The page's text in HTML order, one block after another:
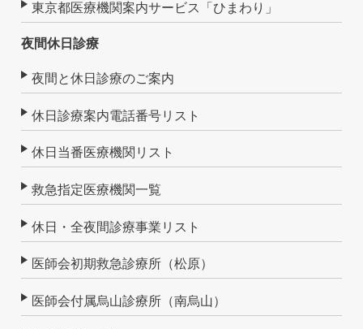
東京都医療機関案内サービス「ひまわり」
夜間休日診療
夜間と休日診療のご案内
休日診療案内電話番号リスト
休日当番医療機関リスト
救急指定医療機関一覧
休日・全夜間診療事業リスト
医師会初期救急診療所（松原）
医師会付属烏山診療所（南烏山）